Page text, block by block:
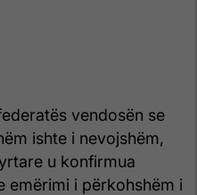
vendosën se
ishte i nevojshëm,
u konfirmua
emërimi i përkohshëm i